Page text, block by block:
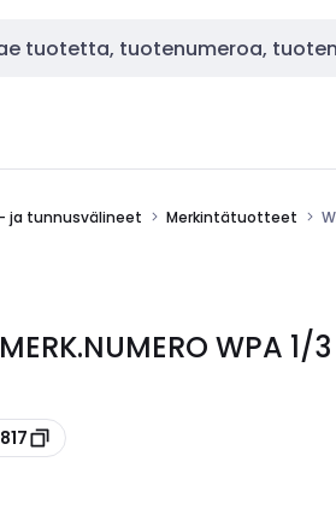
ja tunnusvälineet Merkintätuotteet
WPA 1/3